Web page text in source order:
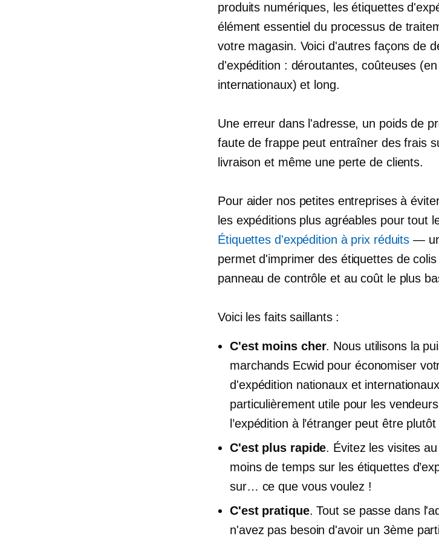
produits numériques, les étiquettes
élément essentiel du processus de
votre magasin. Voici d'autres façons de
d'expédition : déroutantes, coûteuses
internationaux) et long.
Une erreur dans l'adresse, un poids de
faute de frappe peut entraîner des frais
livraison et même une perte de clients.
Pour aider nos petites entreprises à
les expéditions plus agréables pour tout
Étiquettes d'expédition à prix réduits —
permet d'imprimer des étiquettes de
panneau de contrôle et au coût le plus
Voici les faits saillants :
C'est moins cher. Nous utilisons la
marchands Ecwid pour économiser
d'expédition nationaux et
particulièrement utile pour les
l’expédition à l’étranger peut être
C'est plus rapide. Évitez les visites
moins de temps sur les étiquettes
sur… ce que vous voulez !
C'est pratique. Tout se passe dans
n'avez pas besoin d'avoir un3ème